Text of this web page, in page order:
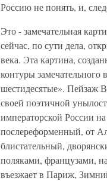
Россию не понять, и,
Это - замечательная
сейчас, по сути дела,
века. Эта картина,
контуры
шестидесятые». Пейзаж
своей поэтичной
императорской России
послереформенный, от
блистательный,
поляками, французами,
въезжает в Париж,